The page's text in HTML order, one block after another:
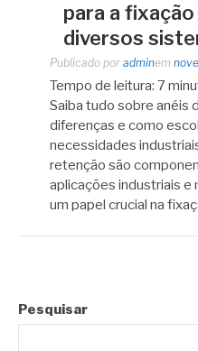
para a
diversos
Publicado por adminem
Tempo de leitura: 7
Saiba tudo sobre anéis
diferenças e como
necessidades
retenção são
aplicações industriais e
um papel crucial na
Pesquisar